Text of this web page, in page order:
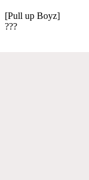
[Pull up Boyz]
???